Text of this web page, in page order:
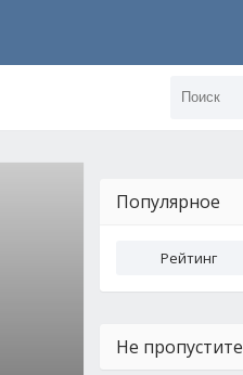
Популярное
Рейтинг
Не пропустите